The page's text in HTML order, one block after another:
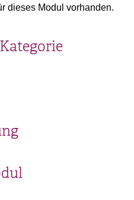
dieses Modul vorhanden.